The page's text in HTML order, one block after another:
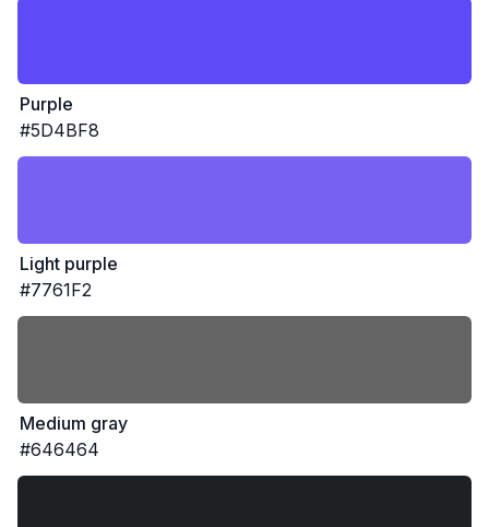
Purple
#5D4BF8
Light purple
#7761F2
Medium gray
#646464